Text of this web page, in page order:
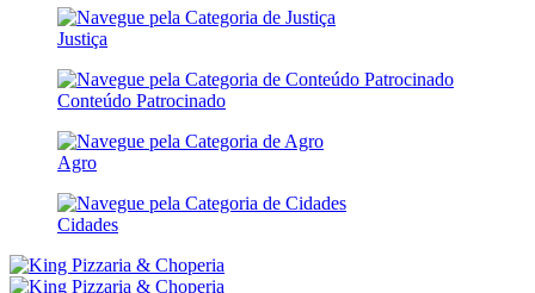
Justiça
Conteúdo Patrocinado
Agro
Cidades